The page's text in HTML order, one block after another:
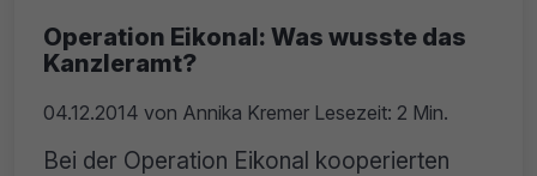
Operation Eikonal: Was wusste das
Kanzleramt?
04.12.2014 von Annika Kremer Lesezeit: 2 Min.
Bei der Operation Eikonal kooperierten